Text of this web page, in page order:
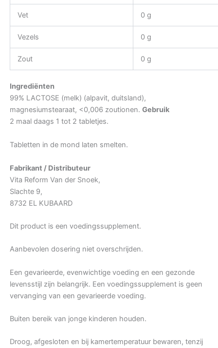
Vet 0 g
Vezels 0 g
Zout 0 g
Ingrediënten
99% LACTOSE (melk) (alpavit, duitsland),
magnesiumstearaat, <0,006 zoutionen. Gebruik
2 maal daags 1 tot 2 tabletjes.
Tabletten in de mond laten smelten.
Fabrikant / Distributeur
Vita Reform Van der Snoek,
Slachte 9,
8732 EL KUBAARD
Dit product is een voedingssupplement.
Aanbevolen dosering niet overschrijden.
Een gevarieerde, evenwichtige voeding en een gezonde
levensstijl zijn belangrijk. Een voedingssupplement is geen
vervanging van een gevarieerde voeding.
Buiten bereik van jonge kinderen houden.
Droog, afgesloten en bij kamertemperatuur bewaren, tenzij